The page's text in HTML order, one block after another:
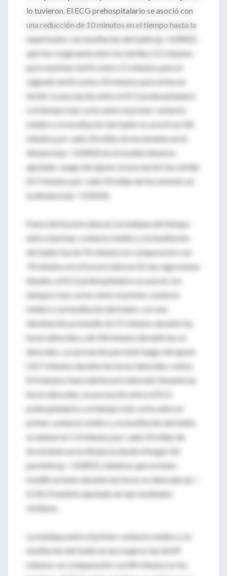
lo tuvieron. El ECG prehospitalario se asoció con
una reducción de 10 minutos en el tiempo hasta la
reperfusión, con insuflación del balón (p <0.0001),
que fue congruente entre los tertiles (11 minutos
para el primer tertil contra 11 minutos para el
segundo tertil contra 10 minutos para el tercer
tertil). La asociación entre el ECG prehospitalario
y el tiempo más corto entre el primer contacto
médico y la insuflación del balón se acortó en 0.8
minutos por cada 10 millas de incremento en la
distancia (p = 0.0002) en el modelo lineal no
ajustado. Luego del ajuste, la asociación fue similar
(0.7 minutos por cada 10 millas de incremento en
la distancia (p = 0.0010).
Fuera del horario laboral, la mediana del tiempo
entre el primer contacto médico y la insuflación
del balón fue de 91 minutos en comparación con
74 minutos en el horario laboral. En las regresiones
lineales, el ECG prehospitalario se asoció con
tiempos más cortos entre el primer contacto
médico y la insuflación del balón, con una
disminución promedio de 11 minutos durante las
horas laborales y de 9.8 minutos durante las no
laborales. La asociación persistió luego del ajuste
(10.7 minutos durante las horas laborales contra
8.9 minutos fuera del horario laboral). Durante las
horas laborales, la asociación entre el ECG
prehospitalario y el tiempo más corto entre el
primer contacto médico y la insuflación del balón
se atenuó en 1.4 minutos por cada 10 millas de
incremento en la distancia desde el hogar del
paciente (p < 0.0001); mientras que no hubo
modificaciones durante las horas no laborales (p =
0.19). El análisis ajustado arrojó resultados
similares.
La mediana entre el primer contacto médico y la
insuflación del balón en las mujeres fue de 89
minutos, en comparación con 84 minutos en los